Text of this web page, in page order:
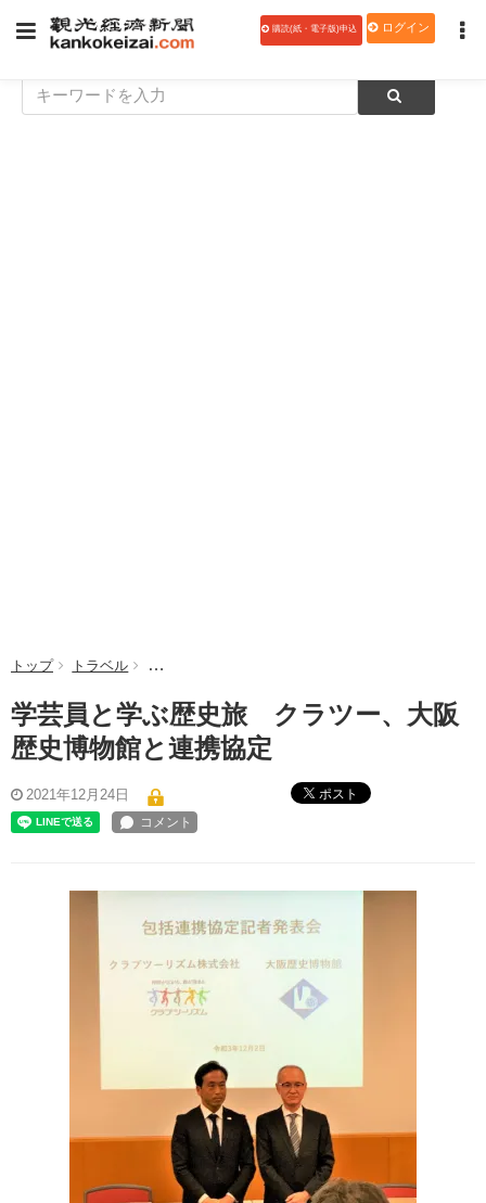
購読(紙・電子版)申込 ログイン
トップ トラベル 学芸員と学ぶ歴史旅 クラツー、大阪歴史博物館と
学芸員と学ぶ歴史旅 クラツー、大阪
歴史博物館と連携協定
2021年12月24日 ポスト